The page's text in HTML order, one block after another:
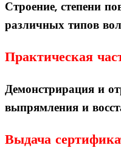
Строение, степени
различных типов
Практическая
Демонстрирация и
выпрямления и
Выдача